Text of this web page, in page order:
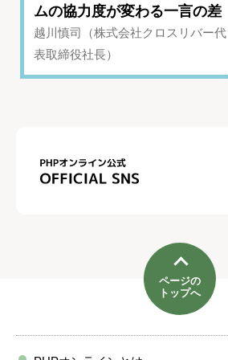
ムの協力度が変わる一言の差
越川慎司（株式会社クロスリバー代
表取締役社長）
ページの
トップへ